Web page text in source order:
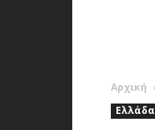
Αρχική
Ελλάδα